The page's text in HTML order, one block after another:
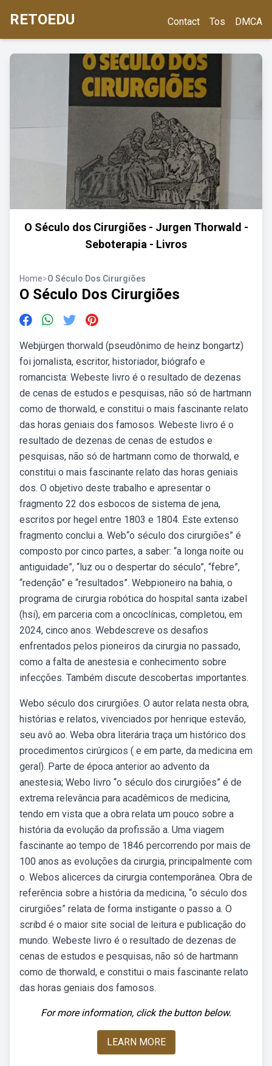
RETOEDU Contact Tos DMCA
O Século dos Cirurgiões - Jurgen Thorwald -
Seboterapia - Livros
Home>O Século Dos Cirurgiões
O Século Dos Cirurgiões
Webjürgen thorwald (pseudônimo de heinz bongartz)
foi jornalista, escritor, historiador, biógrafo e
romancista: Webeste livro é o resultado de dezenas
de cenas de estudos e pesquisas, não só de hartmann
como de thorwald, e constitui o mais fascinante relato
das horas geniais dos famosos. Webeste livro é o
resultado de dezenas de cenas de estudos e
pesquisas, não só de hartmann como de thorwald, e
constitui o mais fascinante relato das horas geniais
dos. O objetivo deste trabalho e apresentar o
fragmento 22 dos esbocos de sistema de jena,
escritos por hegel entre 1803 e 1804. Este extenso
fragmento conclui a. Web“o século dos cirurgiões” é
composto por cinco partes, a saber: “a longa noite ou
antiguidade”, “luz ou o despertar do século”, “febre”,
“redenção” e “resultados”. Webpioneiro na bahia, o
programa de cirurgia robótica do hospital santa izabel
(hsi), em parceria com a oncoclínicas, completou, em
2024, cinco anos. Webdescreve os desafios
enfrentados pelos pioneiros da cirurgia no passado,
como a falta de anestesia e conhecimento sobre
infecções. Também discute descobertas importantes.
Webo século dos cirurgiões. O autor relata nesta obra,
histórias e relatos, vivenciados por henrique estevão,
seu avô ao. Weba obra literária traça um histórico dos
procedimentos cirúrgicos ( e em parte, da medicina em
geral). Parte de época anterior ao advento da
anestesia; Webo livro “o século dos cirurgiões” é de
extrema relevância para acadêmicos de medicina,
tendo em vista que a obra relata um pouco sobre a
história da evolução da profissão a. Uma viagem
fascinante ao tempo de 1846 percorrendo por mais de
100 anos as evoluções da cirurgia, principalmente com
o. Webos alicerces da cirurgia contemporânea. Obra de
referência sobre a história da medicina, “o século dos
cirurgiões” relata de forma instigante o passo a. O
scribd é o maior site social de leitura e publicação do
mundo. Webeste livro é o resultado de dezenas de
cenas de estudos e pesquisas, não só de hartmann
como de thorwald, e constitui o mais fascinante relato
das horas geniais dos famosos.
For more information, click the button below.
LEARN MORE